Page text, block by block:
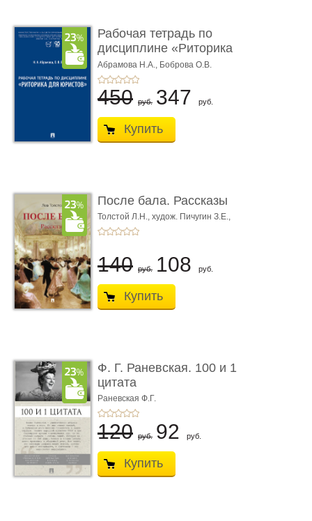
Рабочая тетрадь по
дисциплине «Риторика
для ю� ...
Абрамова Н.А., Боброва О.В.
450 руб. 347 руб.
Купить
После бала. Рассказы
Толстой Л.Н., худож. Пичугин З.Е.,
худож. Лебедев А.И.,
140 руб. 108 руб.
Купить
Ф. Г. Раневская. 100 и 1
цитата
Раневская Ф.Г.
120 руб. 92 руб.
Купить